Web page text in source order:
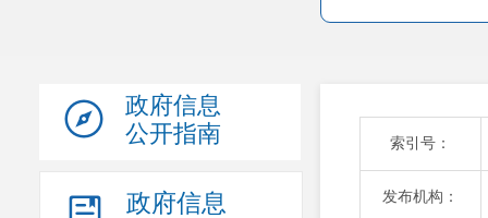
政府信息
公开指南
政府信息
索引号：
发布机构：